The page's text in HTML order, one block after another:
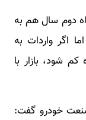
دوم سال هم به
اگر واردات به
شود، بازار با
خودرو گفت: